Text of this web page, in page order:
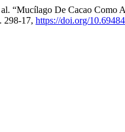
“Mucílago De Cacao
298-17, https://doi.org/